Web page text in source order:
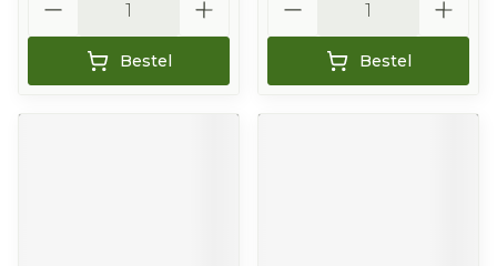
Bestel Bestel